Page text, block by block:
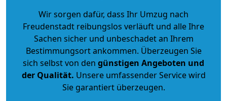
Wir sorgen dafür, dass Ihr Umzug nach
Freudenstadt reibungslos verläuft und alle Ihre
Sachen sicher und unbeschadet an Ihrem
Bestimmungsort ankommen. Überzeugen Sie
sich selbst von den günstigen Angeboten und
der Qualität. Unsere umfassender Service wird
Sie garantiert überzeugen.